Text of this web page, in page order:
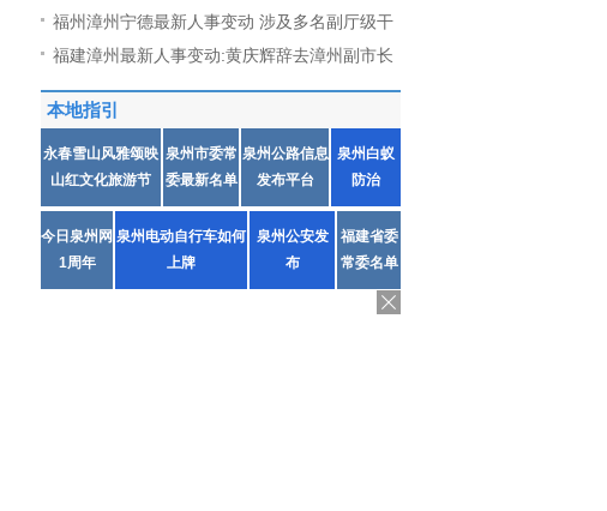
福州漳州宁德最新人事变动 涉及多名副厅级干
福建漳州最新人事变动:黄庆辉辞去漳州副市长
本地指引
永春雪山风雅颂映
山红文化旅游节
泉州市委常
委最新名单
泉州公路信息
发布平台
泉州白蚁
防治
今日泉州网
1周年
泉州电动自行车如何
上牌
泉州公安发
布
福建省委
常委名单